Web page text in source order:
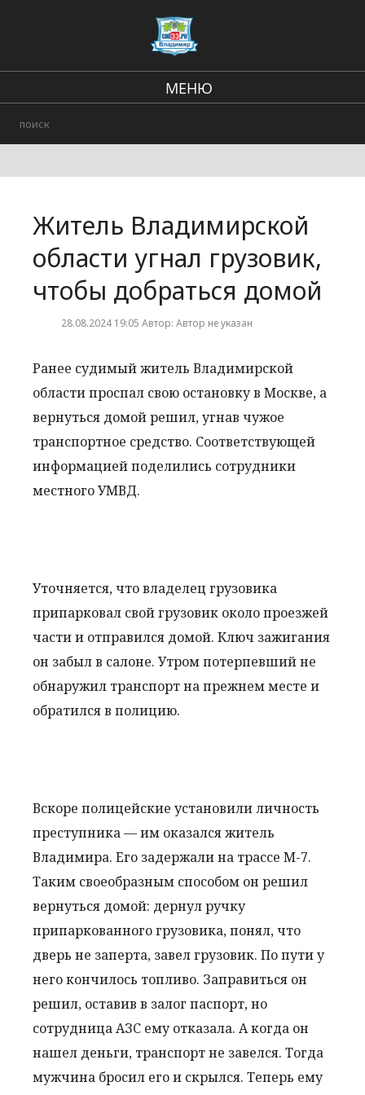
МЕНЮ
Городские события
Житель Владимирской
области угнал грузовик,
чтобы добраться домой
28.08.2024 19:05 Автор: Автор не указан
Ранее судимый житель Владимирской
области проспал свою остановку в Москве, а
вернуться домой решил, угнав чужое
транспортное средство. Соответствующей
информацией поделились сотрудники
местного УМВД.
Уточняется, что владелец грузовика
припарковал свой грузовик около проезжей
части и отправился домой. Ключ зажигания
он забыл в салоне. Утром потерпевший не
обнаружил транспорт на прежнем месте и
обратился в полицию.
Вскоре полицейские установили личность
преступника — им оказался житель
Владимира. Его задержали на трассе М-7.
Таким своеобразным способом он решил
вернуться домой: дернул ручку
припаркованного грузовика, понял, что
дверь не заперта, завел грузовик. По пути у
него кончилось топливо. Заправиться он
решил, оставив в залог паспорт, но
сотрудница АЗС ему отказала. А когда он
нашел деньги, транспорт не завелся. Тогда
мужчина бросил его и скрылся. Теперь ему